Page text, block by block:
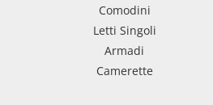
Comodini
Letti Singoli
Armadi
Camerette